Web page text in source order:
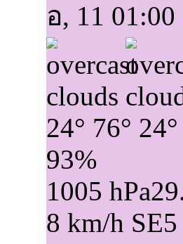
อ, 11 01:00
24° 76° 24°
93%
1005 hPa
8 km/h SE